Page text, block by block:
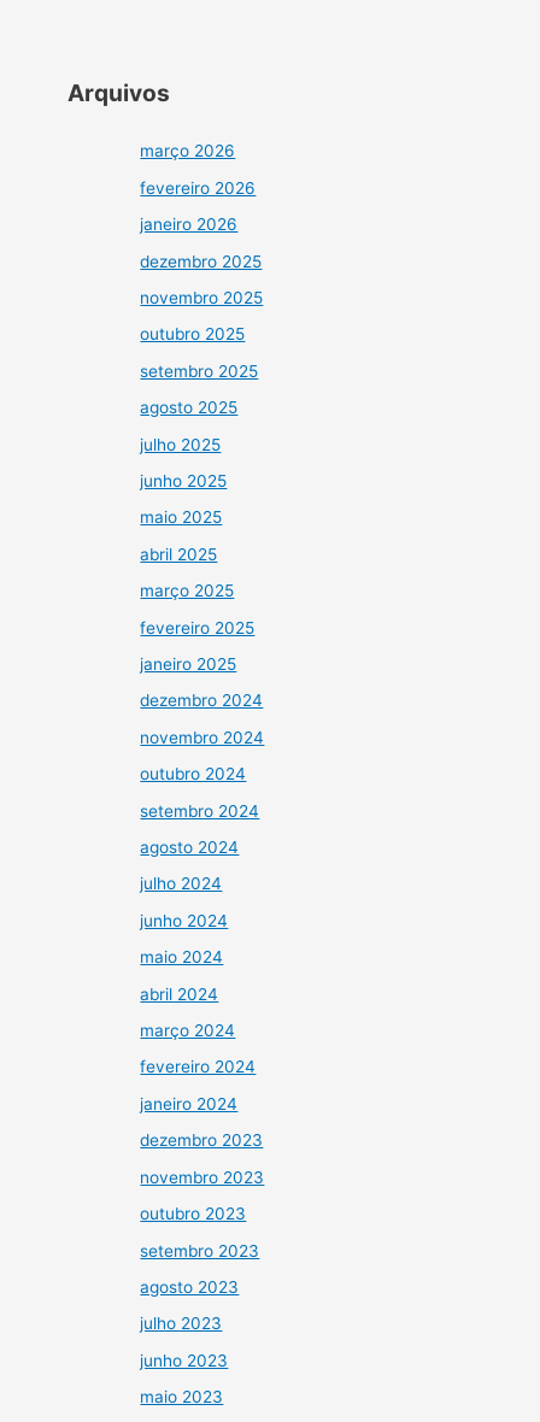
Arquivos
março 2026
fevereiro 2026
janeiro 2026
dezembro 2025
novembro 2025
outubro 2025
setembro 2025
agosto 2025
julho 2025
junho 2025
maio 2025
abril 2025
março 2025
fevereiro 2025
janeiro 2025
dezembro 2024
novembro 2024
outubro 2024
setembro 2024
agosto 2024
julho 2024
junho 2024
maio 2024
abril 2024
março 2024
fevereiro 2024
janeiro 2024
dezembro 2023
novembro 2023
outubro 2023
setembro 2023
agosto 2023
julho 2023
junho 2023
maio 2023